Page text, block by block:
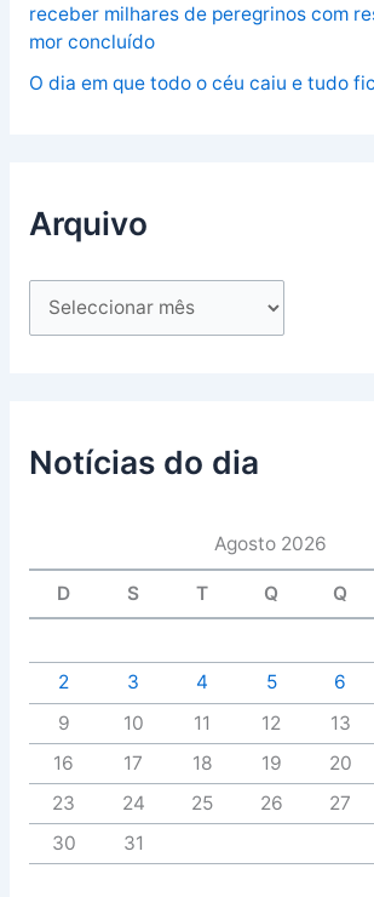
receber milhares de peregrinos com
mor concluído
O dia em que todo o céu caiu e tudo
Arquivo
Notícias do dia
Agosto 2026
D S T Q Q
2
3 4 5 6
9
10 11 12 13
16
17 18 19 20
23
24 25 26 27
30
31